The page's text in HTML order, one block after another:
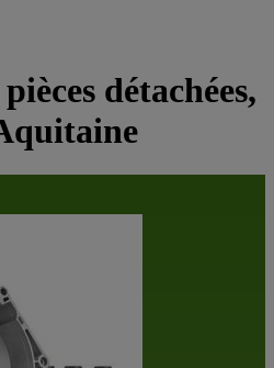
détachées,